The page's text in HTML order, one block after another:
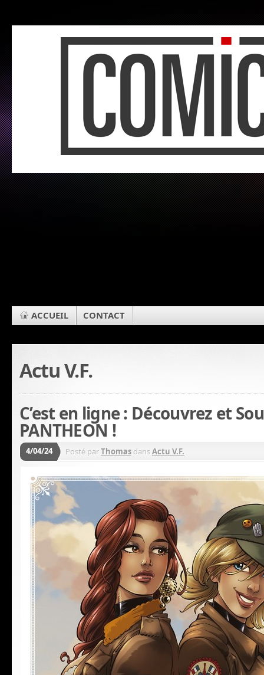
ACCUEIL CONTACT
Actu V.F.
C’est en ligne : Découvrez et
PANTHEON !
4/04/24 Posté parThomas dansActu V.F.